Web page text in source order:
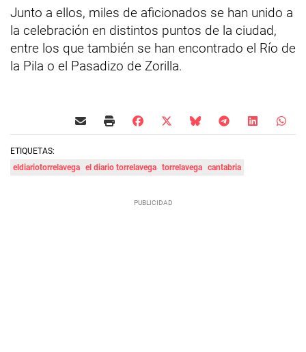
Junto a ellos, miles de aficionados se han unido a
la celebración en distintos puntos de la ciudad,
entre los que también se han encontrado el Río de
la Pila o el Pasadizo de Zorilla.
ETIQUETAS:
eldiariotorrelavega el diario torrelavega torrelavega cantabria